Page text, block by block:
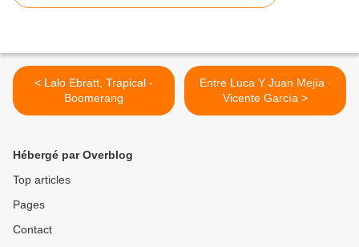
< Lalo Ebratt, Trapical -
Boomerang
Entre Luca Y Juan Mejía ·
Vicente García >
Hébergé par Overblog
Top articles
Pages
Contact